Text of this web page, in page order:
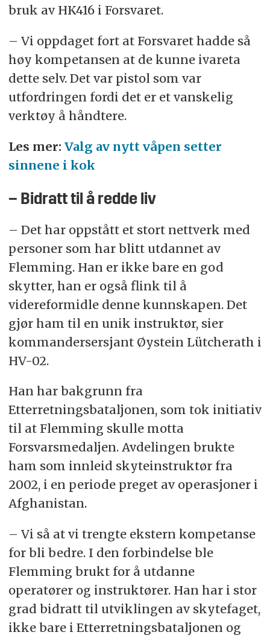
bruk av HK416 i Forsvaret.
– Vi oppdaget fort at Forsvaret hadde så
høy kompetansen at de kunne ivareta
dette selv. Det var pistol som var
utfordringen fordi det er et vanskelig
verktøy å håndtere.
Les mer: Valg av nytt våpen setter
sinnene i kok
– Bidratt til å redde liv
– Det har oppstått et stort nettverk med
personer som har blitt utdannet av
Flemming. Han er ikke bare en god
skytter, han er også flink til å
videreformidle denne kunnskapen. Det
gjør ham til en unik instruktør, sier
kommandersersjant Øystein Lütcherath i
HV-02.
Han har bakgrunn fra
Etterretningsbataljonen, som tok initiativ
til at Flemming skulle motta
Forsvarsmedaljen. Avdelingen brukte
ham som innleid skyteinstruktør fra
2002, i en periode preget av operasjoner i
Afghanistan.
– Vi så at vi trengte ekstern kompetanse
for bli bedre. I den forbindelse ble
Flemming brukt for å utdanne
operatører og instruktører. Han har i stor
grad bidratt til utviklingen av skytefaget,
ikke bare i Etterretningsbataljonen og